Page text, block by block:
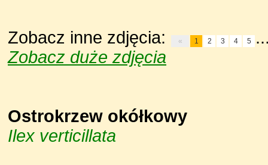
Zobacz inne zdjęcia: « 1 2 3 4 5
Zobacz duże zdjęcia
Ostrokrzew okółkowy
Ilex verticillata